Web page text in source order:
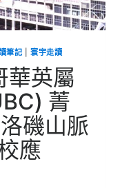
筆記|寰宇走讀
華英屬
菁
磯山脈
應